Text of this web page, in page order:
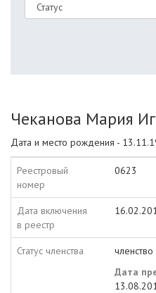
Чеканова Мария
Дата и место рождения -
Реестровый
номер
0623
Дата включения
в реестр
Статус членства
Дата